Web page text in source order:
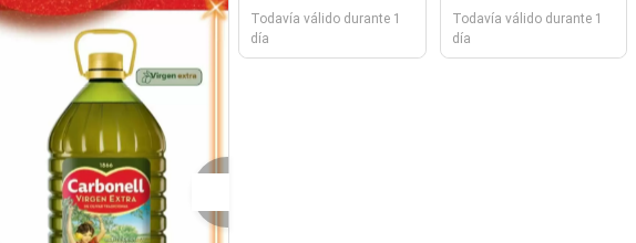
Todavía válido durante 1
día
Todavía válido durante 1
día